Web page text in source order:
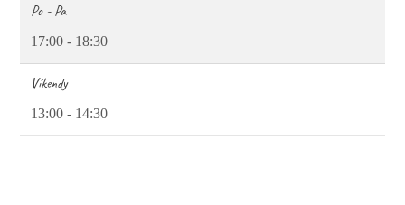
Po - Pa
17:00 - 18:30
Víkendy
13:00 - 14:30